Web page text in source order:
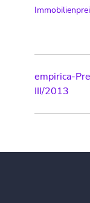
Post
empirica-
III/2013